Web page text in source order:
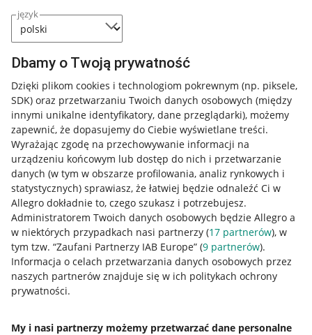
język
Dbamy o Twoją prywatność
Dzięki plikom cookies i technologiom pokrewnym (np. piksele,
SDK) oraz przetwarzaniu Twoich danych osobowych (między
innymi unikalne identyfikatory, dane przeglądarki), możemy
zapewnić, że dopasujemy do Ciebie wyświetlane treści.
Wyrażając zgodę na przechowywanie informacji na
urządzeniu końcowym lub dostęp do nich i przetwarzanie
danych (w tym w obszarze profilowania, analiz rynkowych i
statystycznych) sprawiasz, że łatwiej będzie odnaleźć Ci w
Allegro dokładnie to, czego szukasz i potrzebujesz.
Administratorem Twoich danych osobowych będzie Allegro a
w niektórych przypadkach nasi partnerzy (17 partnerów), w
tym tzw. “Zaufani Partnerzy IAB Europe” (9 partnerów).
Informacja o celach przetwarzania danych osobowych przez
naszych partnerów znajduje się w ich politykach ochrony
prywatności.
My i nasi partnerzy możemy przetwarzać dane personalne
Przydatne informacje
Jak to działa